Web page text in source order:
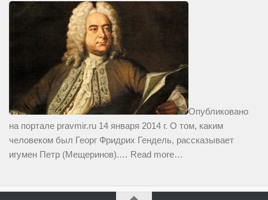
Опубликовано
на портале pravmir.ru 14 января 2014 г. О том, каким
человеком был Георг Фридрих Гендель, рассказывает
игумен Петр (Мещеринов).… Read more…